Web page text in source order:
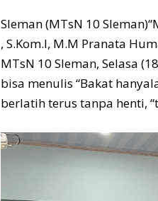
Sleman (MTsN 10
, S.Kom.I, M.M Pranata
MTsN 10 Sleman, Selasa
bisa menulis “Bakat
berlatih terus tanpa henti,